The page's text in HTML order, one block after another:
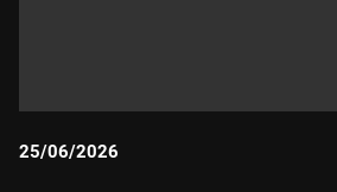
25/06/2026